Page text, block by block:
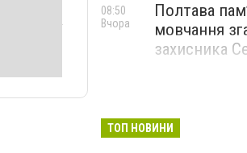
Полтава
мовчання
захисника
08:50
Вчора
ТОП НОВИНИ